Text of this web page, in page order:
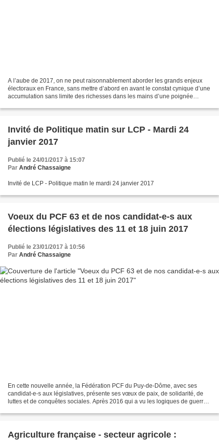
A l’aube de 2017, on ne peut raisonnablement aborder les grands enjeux
électoraux en France, sans mettre d’abord en avant le constat cynique d’une
accumulation sans limite des richesses dans les mains d’une poignée
Invité de Politique matin sur LCP - Mardi 24
janvier 2017
Publié le 24/01/2017 à 15:07
Par André Chassaigne
Invité de LCP - Politique matin le mardi 24 janvier 2017
Voeux du PCF 63 et de nos candidat-e-s aux
élections législatives des 11 et 18 juin 2017
Publié le 23/01/2017 à 10:56
Par André Chassaigne
En cette nouvelle année, la Fédération PCF du Puy-de-Dôme, avec ses
candidat-e-s aux législatives, présente ses vœux de paix, de solidarité, de
luttes et de conquêtes sociales. Après 2016 qui a vu les logiques de guerre
Agriculture française - secteur agricole :